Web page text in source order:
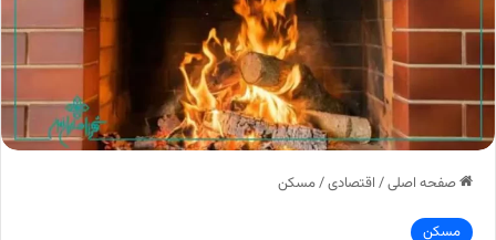
صفحه اصلی/ اقتصادی/مسکن
مسکن